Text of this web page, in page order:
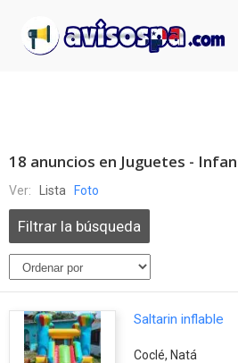
18 anuncios en Juguetes -
Ver: Lista Foto
Filtrar la búsqueda
Saltarin inflable
Coclé, Natá